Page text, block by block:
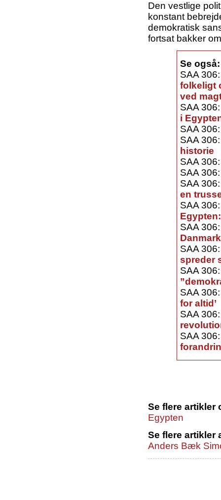
Den vestlige
konstant
demokratisk
fortsat bakker
Se også:
SAA
folkeligt
ved
SAA
i
SAA
SAA
historie
SAA
SAA
SAA
en
SAA
SAA
Danmark
SAA
spreder
SAA
SAA
for altid’
SAA
SAA
Se flere artikler
Egypten
Se flere artikler
Anders Bæk